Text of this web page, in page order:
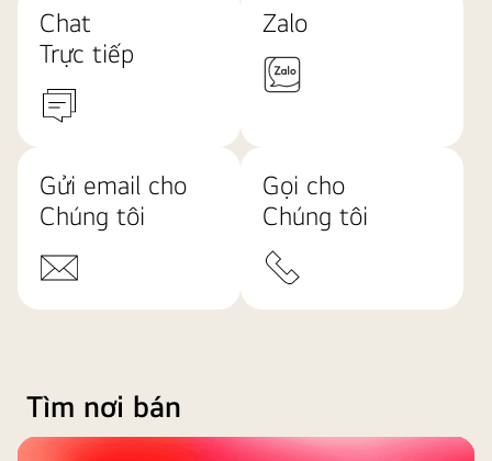
Chat
Trực tiếp
Zalo
Gửi email cho
Chúng tôi
Gọi cho
Chúng tôi
Tìm nơi bán